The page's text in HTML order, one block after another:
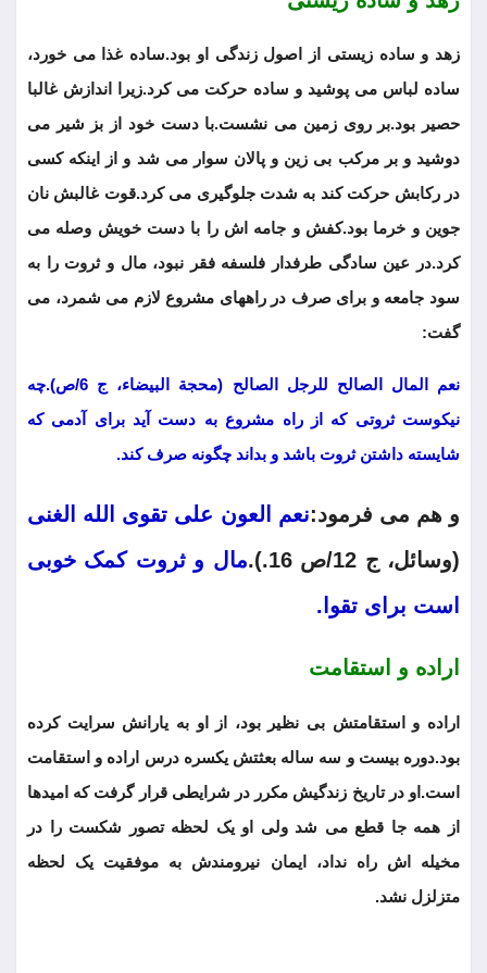
زهد و ساده زیستی از اصول زندگی او بود.ساده غذا می خورد،
ساده لباس می پوشید و ساده حرکت می کرد.زیرا اندازش غالبا
حصیر بود.بر روی زمین می نشست.با دست خود از بز شیر می
دوشید و بر مرکب بی زین و پالان سوار می شد و از اینکه کسی
در رکابش حرکت کند به شدت جلوگیری می کرد.قوت غالبش نان
جوین و خرما بود.کفش و جامه اش را با دست خویش وصله می
کرد.در عین سادگی طرفدار فلسفه فقر نبود، مال و ثروت را به
سود جامعه و برای صرف در راههای مشروع لازم می شمرد، می
گفت:
نعم المال الصالح للرجل الصالح (محجة البیضاء، ج 6/ص).چه
نیکوست ثروتی که از راه مشروع به دست آید برای آدمی که
شایسته داشتن ثروت باشد و بداند چگونه صرف کند.
و هم می فرمود:نعم العون علی تقوی الله الغنی
(وسائل، ج 12/ص 16.).
مال و ثروت کمک خوبی
است برای تقوا.
اراده و استقامت
اراده و استقامتش بی نظیر بود، از او به یارانش سرایت کرده
بود.دوره بیست و سه ساله بعثتش یکسره درس اراده و استقامت
است.او در تاریخ زندگیش مکرر در شرایطی قرار گرفت که امیدها
از همه جا قطع می شد ولی او یک لحظه تصور شکست را در
مخیله اش راه نداد، ایمان نیرومندش به موفقیت یک لحظه
متزلزل نشد.